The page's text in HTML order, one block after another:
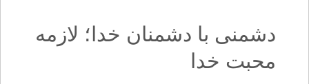
دشمنی با دشمنان خدا؛ لازمه
محبت خدا